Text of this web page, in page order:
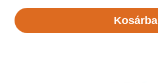
Kosárba